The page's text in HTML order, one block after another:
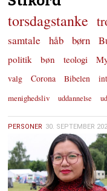
torsdagstanke
samtale håb børn
politik
bøn teologi
valg
Corona Bibelen
menighedsliv
uddannelse
30.
september
2022
PERSONER 30. SEPTEMBER